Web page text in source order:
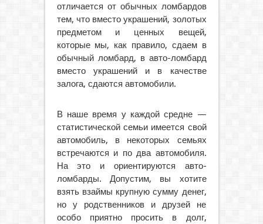
отличается от обычных ломбардов
тем, что вместо украшений, золотых
предметом и ценных вещей,
которые мы, как правило, сдаем в
обычный ломбард, в авто-ломбард
вместо украшений и в качестве
залога, сдаются автомобили.
В наше время у каждой средне —
статистической семьи имеется свой
автомобиль, в некоторых семьях
встречаются и по два автомобиля.
На это и ориентируются авто-
ломбарды. Допустим, вы хотите
взять взаймы крупную сумму денег,
но у родственников и друзей не
особо приятно просить в долг,